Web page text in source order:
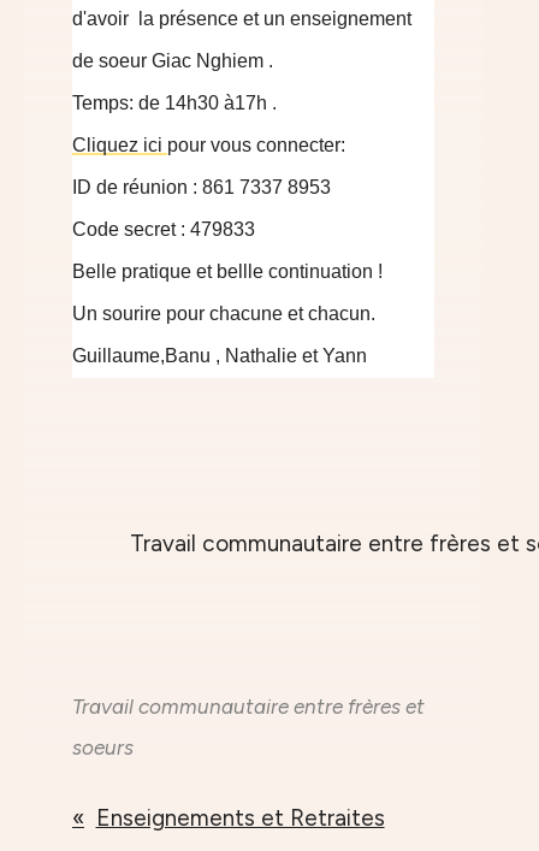
d'avoir la présence et un enseignement
de soeur Giac Nghiem .
Temps: de 14h30 à17h .
Cliquez ici pour vous connecter:
ID de réunion : 861 7337 8953
Code secret : 479833
Belle pratique et bellle continuation !
Un sourire pour chacune et chacun.
Guillaume,Banu , Nathalie et Yann
Travail communautaire entre frères et
soeurs
Enseignements et Retraites